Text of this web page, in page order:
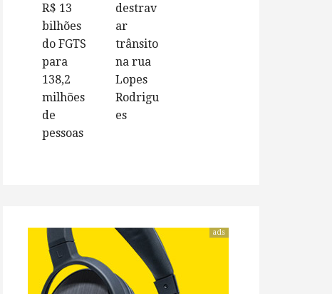
R$ 13
bilhões
do FGTS
para
138,2
milhões
de
pessoas
destrav
ar
trânsito
na rua
Lopes
Rodrigu
es
ads